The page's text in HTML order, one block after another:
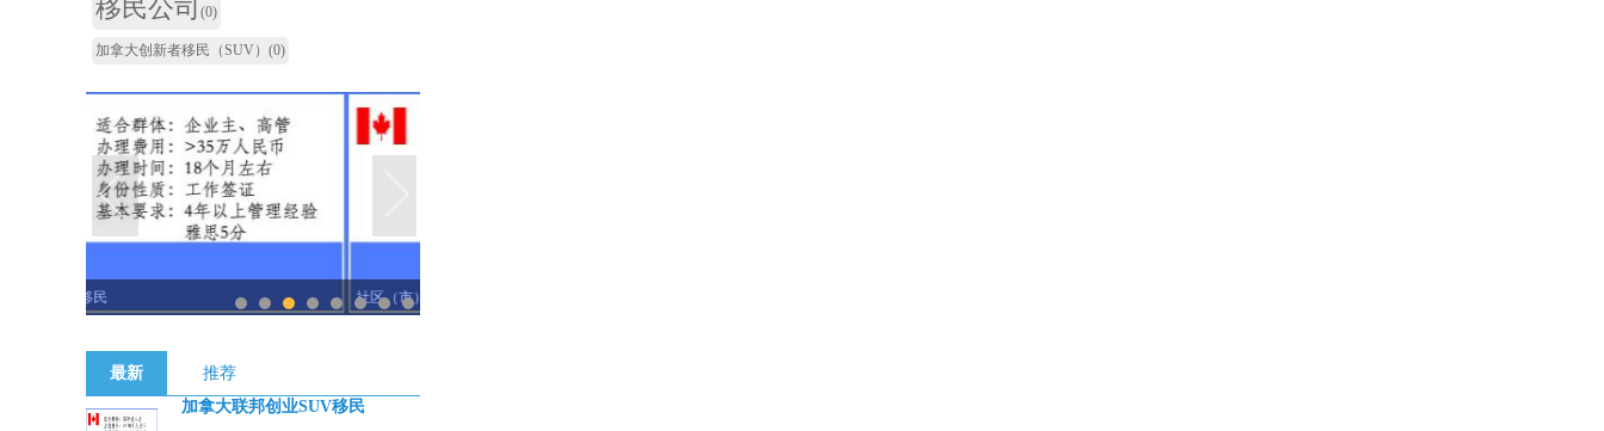
移民公司 (0)
加拿大创新者移民（SUV） (0)
社区（市）提名投资移民
1 2 3 4 5 6 7 8
最新
推荐
加拿大联邦创业SUV移民